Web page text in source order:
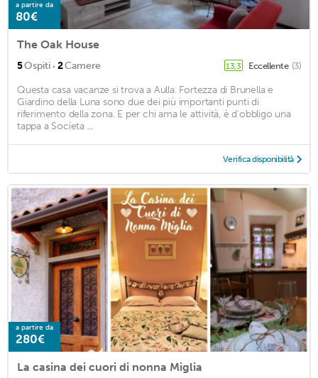
a partire da
80€
The Oak House
5Ospiti · 2Camere 13,3 Eccellente (3)
Questa casa vacanze si trova a Aulla. Fortezza di Brunella e
Giardino della Luna sono due dei più importanti punti di
riferimento della zona. E per chi ama le attività, è d'obbligo una
tappa a Societa ...
Verifica disponibilità
a partire da
280€
La casina dei cuori di nonna Miglia